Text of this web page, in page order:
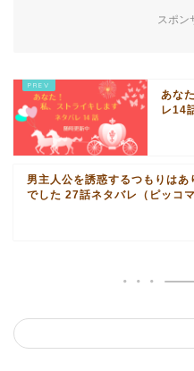
スポン
あな
レ14
男主人公を誘惑するつもりはあ
でした 27話ネタバレ（ピッコ